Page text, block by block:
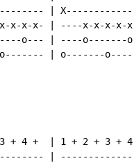
|
x-x-x- | ----x-x-x-x-
o--- | ----o-------
| o-------
+ 4 +  | 1 + 2 + 3 +
|